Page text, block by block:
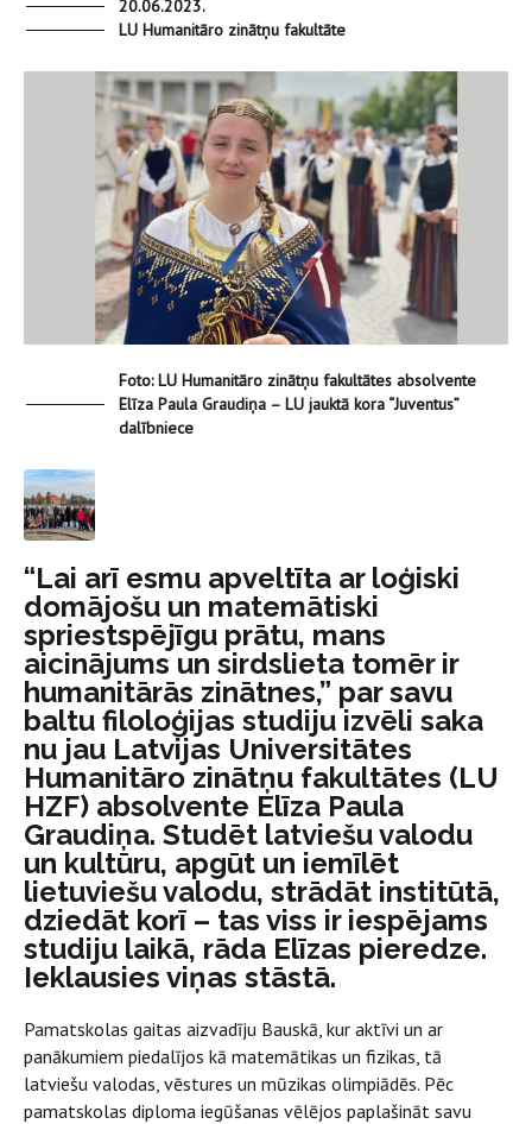
20.06.2023.
LU Humanitāro zinātņu fakultāte
Foto: LU Humanitāro zinātņu fakultātes absolvente
Elīza Paula Graudiņa – LU jauktā kora “Juventus”
dalībniece
“Lai arī esmu apveltīta ar loģiski
domājošu un matemātiski
spriestspējīgu prātu, mans
aicinājums un sirdslieta tomēr ir
humanitārās zinātnes,” par savu
baltu filoloģijas studiju izvēli saka
nu jau Latvijas Universitātes
Humanitāro zinātņu fakultātes (LU
HZF) absolvente Elīza Paula
Graudiņa. Studēt latviešu valodu
un kultūru, apgūt un iemīlēt
lietuviešu valodu, strādāt institūtā,
dziedāt korī – tas viss ir iespējams
studiju laikā, rāda Elīzas pieredze.
Ieklausies viņas stāstā.
Pamatskolas gaitas aizvadīju Bauskā, kur aktīvi un ar
panākumiem piedalījos kā matemātikas un fizikas, tā
latviešu valodas, vēstures un mūzikas olimpiādēs. Pēc
pamatskolas diploma iegūšanas vēlējos paplašināt savu